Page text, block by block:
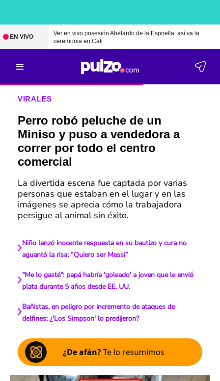
EN VIVO
Ver en vivo posesión Abelardo de la Espriella: así va la
ceremonia en Cali
VIRALES
Perro robó peluche de un
Miniso y puso a vendedora a
correr por todo el centro
comercial
La divertida escena fue captada por varias
personas que estaban en el lugar y en las
imágenes se aprecia cómo la trabajadora
persigue al animal sin éxito.
Niño lanzó inocente respuesta en su bautizo y cura no
aguantó la risa: “Quiero ser Messi”
"Me lo gasté": papá habría 'goleado' a joven que le envió
plata durante 5 años desde EE. UU.
Bañistas, en peligro por incremento de ataques de
delfines; ¿'Los Simpson' lo predijeron?
¿De afán?Te lo resumimos